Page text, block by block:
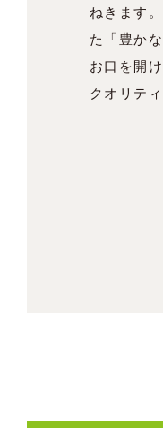
ねきます
た「豊か
お口を開
クオリテ